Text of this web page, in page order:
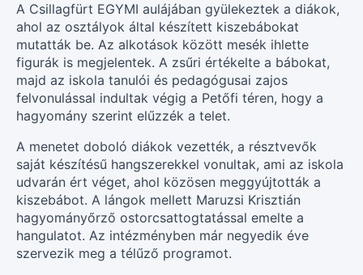
A Csillagfürt EGYMI aulájában gyülekeztek a diákok,
ahol az osztályok által készített kiszebábokat
mutatták be. Az alkotások között mesék ihlette
figurák is megjelentek. A zsűri értékelte a bábokat,
majd az iskola tanulói és pedagógusai zajos
felvonulással indultak végig a Petőfi téren, hogy a
hagyomány szerint elűzzék a telet.
A menetet doboló diákok vezették, a résztvevők
saját készítésű hangszerekkel vonultak, ami az iskola
udvarán ért véget, ahol közösen meggyújtották a
kiszebábot. A lángok mellett Maruzsi Krisztián
hagyományőrző ostorcsattogtatással emelte a
hangulatot. Az intézményben már negyedik éve
szervezik meg a télűző programot.